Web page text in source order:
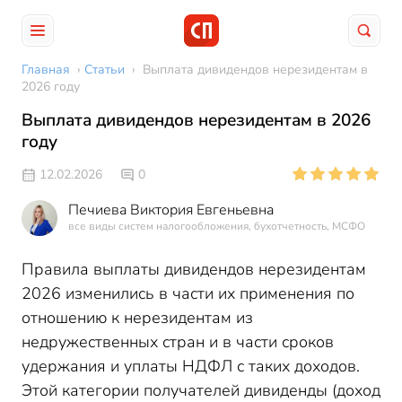
Главная › Статьи › Выплата дивидендов нерезидентам в
2026 году
Выплата дивидендов нерезидентам в 2026
году
12.02.2026 0
Печиева Виктория Евгеньевна
все виды систем налогообложения, бухотчетность, МСФО
Правила выплаты дивидендов нерезидентам
2026 изменились в части их применения по
отношению к нерезидентам из
недружественных стран и в части сроков
удержания и уплаты НДФЛ с таких доходов.
Этой категории получателей дивиденды (доход